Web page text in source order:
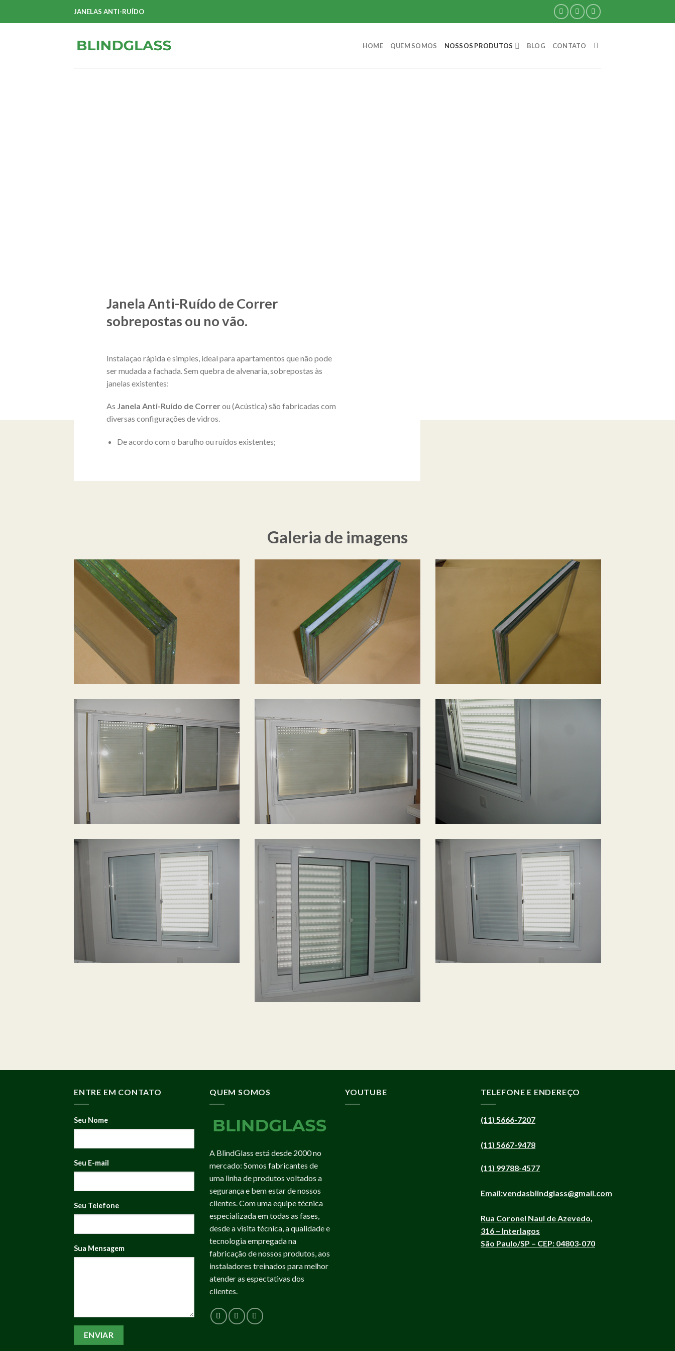
JANELAS ANTI-RUÍDO
HOME QUEM SOMOS NOSSOS PRODUTOS BLOG CONTATO
Janela Anti-Ruído de Correr
sobrepostas ou no vão.
Instalaçao rápida e simples, ideal para apartamentos que não pode
ser mudada a fachada. Sem quebra de alvenaria, sobrepostas às
janelas existentes:
As Janela Anti-Ruído de Correrou (Acústica) são fabricadas com
diversas configurações de vidros.
De acordo com o barulho ou ruídos existentes;
Galeria de imagens
ENTRE EM CONTATO
Seu Nome
Seu E-mail
Seu Telefone
Sua Mensagem
QUEM SOMOS
A BlindGlass está desde 2000 no
mercado: Somos fabricantes de
uma linha de produtos voltados a
segurança e bem estar de nossos
clientes. Com uma equipe técnica
especializada em todas as fases,
desde a visita técnica, a qualidade e
tecnologia empregada na
fabricação de nossos produtos, aos
instaladores treinados para melhor
atender as espectativas dos
clientes.
YOUTUBE TELEFONE E ENDEREÇO
(11) 5666-7207
(11) 5667-9478
(11) 99788-4577
Email:vendasblindglass@gmail.com
Rua Coronel Naul de Azevedo,
316 – Interlagos
São Paulo/SP – CEP: 04803-070